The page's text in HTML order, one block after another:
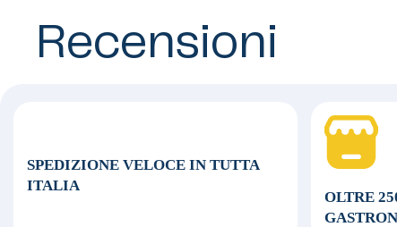
Recensioni
SPEDIZIONE VELOCE IN TUTTA
ITALIA
OLTRE